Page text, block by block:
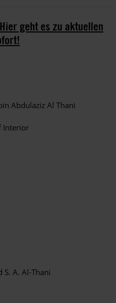
geht es zu aktuellen
Abdulaziz Al Thani
Interior
S. A. Al-Thani